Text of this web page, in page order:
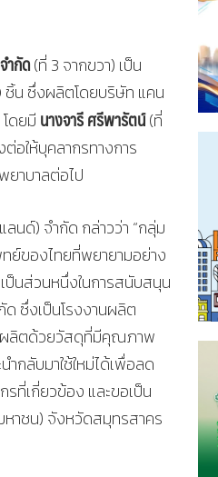
จำกัด(ที่ 3 จากขวา) เป็น
ชิ้น ซึ่งผลิตโดยบริษัท แคน
ดยมี นางจารี ศรีพารัตน์(ที่
อให้บุคลากรทางการ
ยาบาลต่อไป
นด์) จำกัด กล่าวว่า “กลุ่ม
ย์ของไทยที่พยายามอย่าง
ป็นส่วนหนึ่งในการสนับสนุน
ซึ่งเป็นโรงงานผลิต
ผลิตด้วยวัสดุที่มีคุณภาพ
กลับมาใช้ใหม่ได้เพื่อลด
รที่เกี่ยวข้อง และขอเป็น
หาชน) จังหวัดสมุทรสาคร